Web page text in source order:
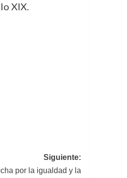
XIX.
Siguiente:
por la igualdad y la